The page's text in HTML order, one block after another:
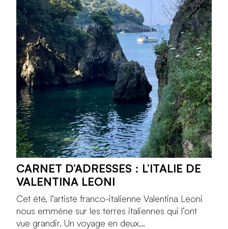
CARNET D’ADRESSES : L’ITALIE DE
VALENTINA LEONI
Cet été, l’artiste franco-italienne Valentina Leoni
nous emmène sur les terres italiennes qui l’ont
vue grandir. Un voyage en deux...